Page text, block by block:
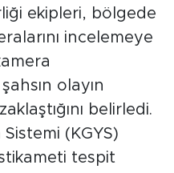
ekipleri, bölgede
incelemeye
olayın
belirledi.
(KGYS)
tespit